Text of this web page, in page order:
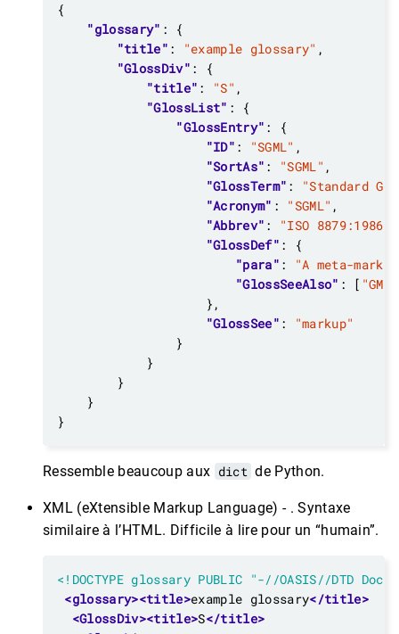
"glossary"
"title" : "example glossary"
"GlossDiv"
"title" : "S"
"GlossList"
"GlossEntry"
"ID" : "SGML"
"SortAs" : "SGML"
"GlossTerm" :
"Standard
"Acronym" : "SGML"
"Abbrev" : "ISO 8879:1986"
"GlossDef"
"para" :
"A meta-
"GlossSeeAlso" : [ "GML"
"GlossSee" :
"markup"
Ressemble beaucoup aux dict de Python.
XML (eXtensible Markup Language) - . Syntaxe
similaire à l’HTML. Difficile à lire pour un “humain”.
<!DOCTYPE glossary PUBLIC "-//OASIS//DTD
<glossary><title>example glossary</title>
<GlossDiv><title>S</title>